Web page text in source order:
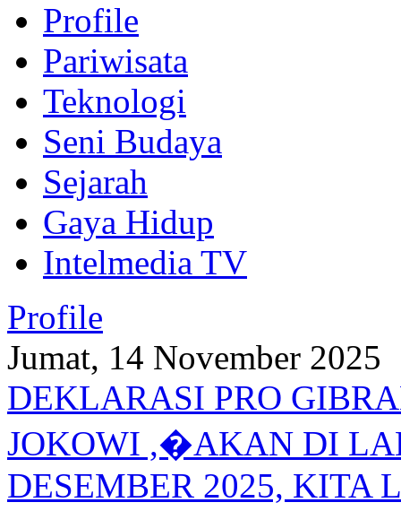
Profile
Pariwisata
Teknologi
Seni Budaya
Sejarah
Gaya Hidup
Intelmedia TV
Profile
Jumat, 14 November 2025
DEKLARASI PRO
JOKOWI ,�AKAN DI
DESEMBER 2025, KITA